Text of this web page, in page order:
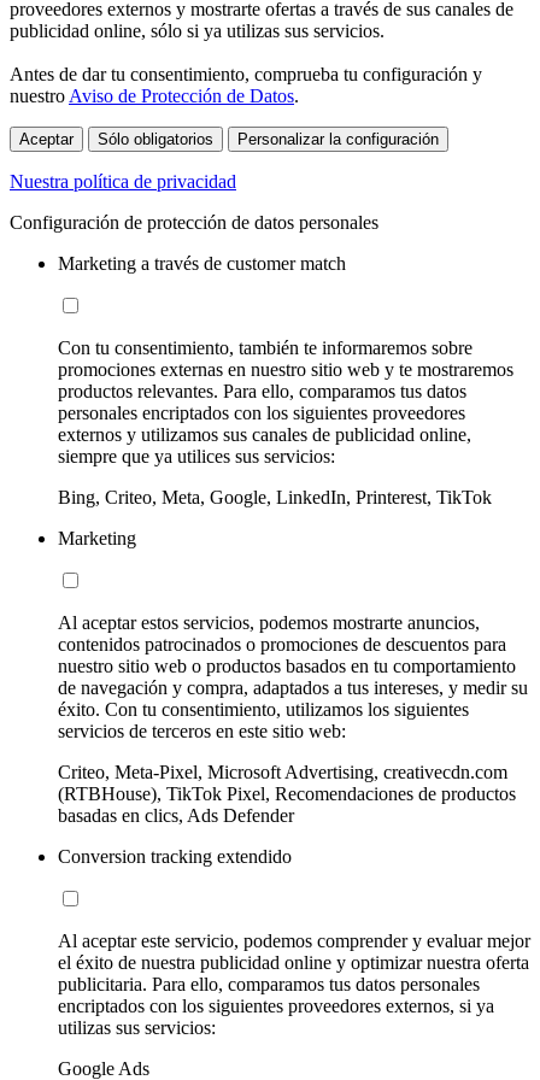
proveedores externos y mostrarte ofertas a través de sus canales de
publicidad online, sólo si ya utilizas sus servicios.
Antes de dar tu consentimiento, comprueba tu configuración y
nuestro Aviso de Protección de Datos.
Aceptar Sólo obligatorios Personalizar la configuración
Nuestra política de privacidad
Configuración de protección de datos personales
Marketing a través de customer match
Con tu consentimiento, también te informaremos sobre
promociones externas en nuestro sitio web y te mostraremos
productos relevantes. Para ello, comparamos tus datos
personales encriptados con los siguientes proveedores
externos y utilizamos sus canales de publicidad online,
siempre que ya utilices sus servicios:
Bing, Criteo, Meta, Google, LinkedIn, Printerest, TikTok
Marketing
Al aceptar estos servicios, podemos mostrarte anuncios,
contenidos patrocinados o promociones de descuentos para
nuestro sitio web o productos basados en tu comportamiento
de navegación y compra, adaptados a tus intereses, y medir su
éxito. Con tu consentimiento, utilizamos los siguientes
servicios de terceros en este sitio web:
Criteo, Meta-Pixel, Microsoft Advertising, creativecdn.com
(RTBHouse), TikTok Pixel, Recomendaciones de productos
basadas en clics, Ads Defender
Conversion tracking extendido
Al aceptar este servicio, podemos comprender y evaluar mejor
el éxito de nuestra publicidad online y optimizar nuestra oferta
publicitaria. Para ello, comparamos tus datos personales
encriptados con los siguientes proveedores externos, si ya
utilizas sus servicios:
Google Ads